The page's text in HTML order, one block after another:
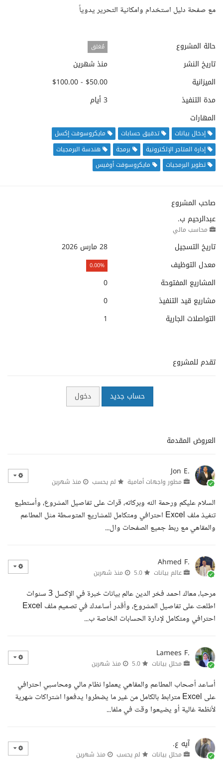
مع صفحة دليل استخدام وامكانية التحرير يدوياً
حالة المشروع مُغلق
تاريخ النشر
منذ شهرين
الميزانية
$50.00 - $100.00
مدة التنفيذ
3 أيام
المهارات
إدخال بيانات تدقيق حسابات
مايكروسوفت إكسل
إدارة المتاجر الإلكترونية
برمجة
هندسة البرمجيات
تطوير البرمجيات
مايكروسوفت أوفيس
صاحب المشروع
عبدالرحيم ب.
محاسب مالي
تاريخ التسجيل
28 مارس 2026
معدل التوظيف
0.00%
المشاريع المفتوحة
0
مشاريع قيد التنفيذ
0
التواصلات الجارية
1
تقدم للمشروع
حساب جديد دخول
العروض المقدمة
Jon E.
مطور واجهات أمامية لم يحسب منذ شهرين
السلام عليكم ورحمة الله وبركاته، قرات على تفاصيل المشروع، وأستطيع
تنفيذ ملف Excel احترافي ومتكامل للمشاريع المتوسطة مثل المطاعم
والمقاهي مع ربط جميع الصفحات وال...
Ahmed F.
عالم بيانات منذ شهرين
مرحبا، معاك احمد فخر الدين عالم بيانات خبرة في الإكسل 3 سنوات
اطلعت على تفاصيل المشروع، وأقدر أساعدك في تصميم ملف Excel
احترافي ومتكامل لإدارة الحسابات الخاصة ب...
Lamees F.
محلل بيانات منذ شهرين
أساعد أصحاب المطاعم والمقاهي يعملوا نظام مالي ومحاسبي احترافي
على Excel مترابط بالكامل من غير ما يضطروا يدفعوا اشتراكات شهرية
لأنظمة غالية أو يضيعوا وقت في ملفا...
آيه ع.
محلل بيانات لم يحسب منذ شهرين